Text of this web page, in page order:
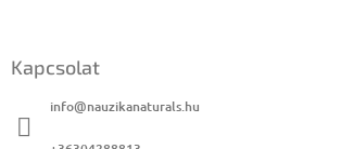
Kapcsolat
info@nauzikanaturals.hu